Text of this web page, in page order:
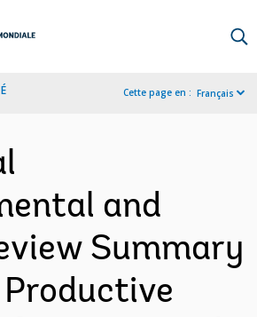
Cette page en : Français
and
Summary
Productive